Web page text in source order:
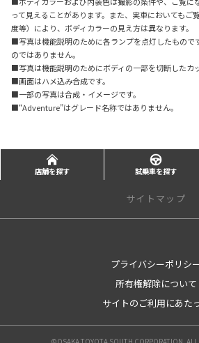
って見えることがあります。また、実車においてもご
度等）により、ボディカラーの見え方は異なります。
■写真は機能説明のために各ランプを点灯したもので
のではありません。
■写真は機能説明のためにボディの一部を切断したカ
■画面はハメ込み合成です。
■一部の写真は合成・イメージです。
■“Adventure”はグレード名称ではありません。
店舗を探す 試乗車を探す
サイトマップ
ワゴン
プライバシーポリシ
所有権解除について
サイトのご利用にあた